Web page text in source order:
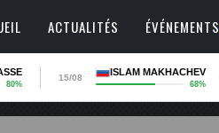
ACTUALITÉS ÉVÉNEMENTS
80%
15/08
ISLAM MAKHACHEV
68%